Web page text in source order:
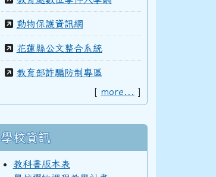
動物保護資訊網
花蓮縣公文整合系統
教育部詐騙防制專區
[ more... ]
學校資訊
教科書版本表